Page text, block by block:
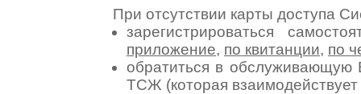
При отсутствии карты доступа
зарегистрироваться
приложение, по квитанции, по
обратиться в
ТСЖ (которая